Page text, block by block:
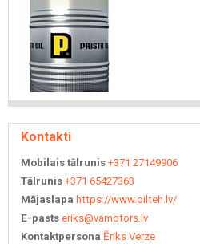
Kontakti
Mobilais tālrunis +371 27149906
Tālrunis +371 65427363
Mājaslapa https://www.oilteh.lv/
E-pasts eriks@vamotors.lv
Kontaktpersona Ēriks Verze